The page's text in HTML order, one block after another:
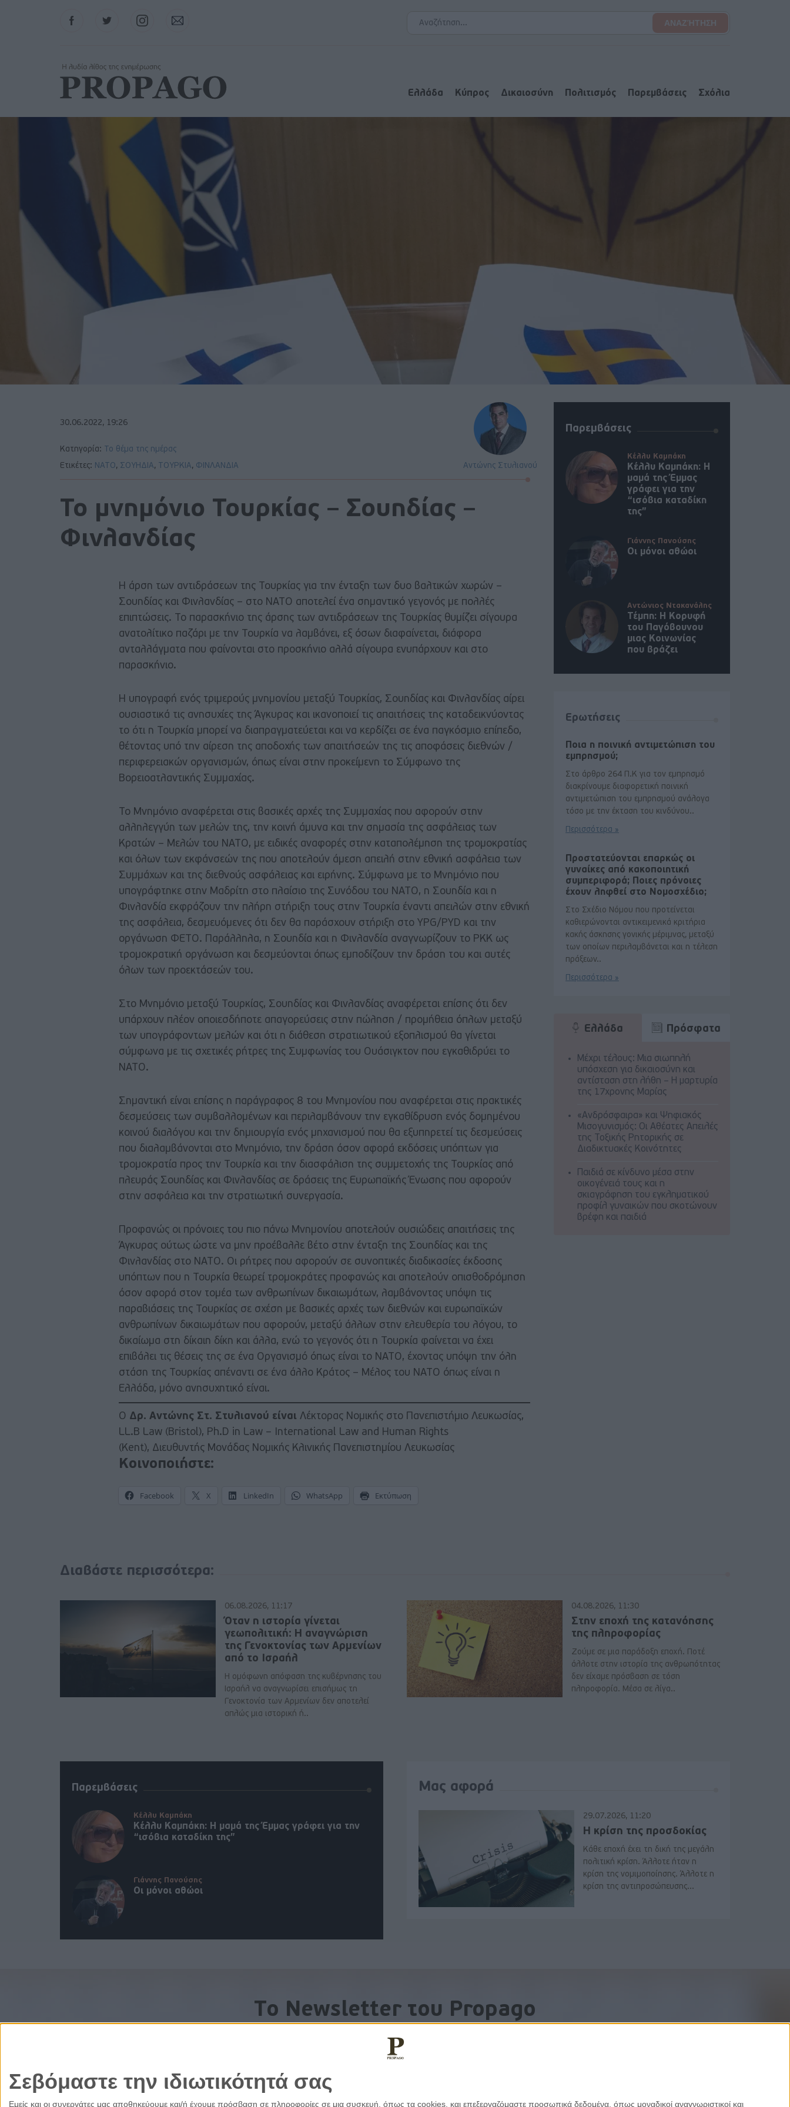
Σεβόμαστε την ιδιωτικότητά σας
Εμείς και οι συνεργάτες μας αποθηκεύουμε και/ή έχουμε πρόσβαση σε πληροφορίες σε μια συσκευή, όπως τα cookies, και επεξεργαζόμαστε προσωπικά δεδομένα, όπως μοναδικοί αναγνωριστικοί και
FacebookTwitter InstagramContact
Ελλάδα Κύπρος Δικαιοσύνη Πολιτισμός Παρεμβάσεις Σχόλια
30.06.2022, 19:26
Κατηγορία:
Το θέμα της ημέρας
Ετικέτες: ΝΑΤΟ, ΣΟΥΗΔΙΑ, ΤΟΥΡΚΙΑ, ΦΙΝΛΑΝΔΙΑ Αντώνης Στυλιανού
Το μνημόνιο Τουρκίας – Σουηδίας –
Φινλανδίας
Η άρση των αντιδράσεων της Τουρκίας για την ένταξη των δυο βαλτικών χωρών –
Σουηδίας και Φινλανδίας – στο ΝΑΤΟ αποτελεί ένα σημαντικό γεγονός με πολλές
επιπτώσεις. Το παρασκήνιο της άρσης των αντιδράσεων της Τουρκίας θυμίζει σίγουρα
ανατολίτικο παζάρι με την Τουρκία να λαμβάνει, εξ όσων διαφαίνεται, διάφορα
ανταλλάγματα που φαίνονται στο προσκήνιο αλλά σίγουρα ενυπάρχουν και στο
παρασκήνιο.
Η υπογραφή ενός τριμερούς μνημονίου μεταξύ Τουρκίας, Σουηδίας και Φινλανδίας αίρει
ουσιαστικά τις ανησυχίες της Άγκυρας και ικανοποιεί τις απαιτήσεις της καταδεικνύοντας
το ότι η Τουρκία μπορεί να διαπραγματεύεται και να κερδίζει σε ένα παγκόσμιο επίπεδο,
θέτοντας υπό την αίρεση της αποδοχής των απαιτήσεών της τις αποφάσεις διεθνών /
περιφερειακών οργανισμών, όπως είναι στην προκείμενη το Σύμφωνο της
Βορειοατλαντικής Συμμαχίας.
Το Μνημόνιο αναφέρεται στις βασικές αρχές της Συμμαχίας που αφορούν στην
αλληλεγγύη των μελών της, την κοινή άμυνα και την σημασία της ασφάλειας των
Κρατών – Μελών του ΝΑΤΟ, με ειδικές αναφορές στην καταπολέμηση της τρομοκρατίας
και όλων των εκφάνσεών της που αποτελούν άμεση απειλή στην εθνική ασφάλεια των
Συμμάχων και της διεθνούς ασφάλειας και ειρήνης. Σύμφωνα με το Μνημόνιο που
υπογράφτηκε στην Μαδρίτη στο πλαίσιο της Συνόδου του ΝΑΤΟ, η Σουηδία και η
Φινλανδία εκφράζουν την πλήρη στήριξη τους στην Τουρκία έναντι απειλών στην εθνική
της ασφάλεια, δεσμευόμενες ότι δεν θα παράσχουν στήριξη στο YPG/PYD και την
οργάνωση ΦΕΤΟ. Παράλληλα, η Σουηδία και η Φινλανδία αναγνωρίζουν το ΡΚΚ ως
τρομοκρατική οργάνωση και δεσμεύονται όπως εμποδίζουν την δράση του και αυτές
όλων των προεκτάσεών του.
Στο Μνημόνιο μεταξύ Τουρκίας, Σουηδίας και Φινλανδίας αναφέρεται επίσης ότι δεν
υπάρχουν πλέον οποιεσδήποτε απαγορεύσεις στην πώληση / προμήθεια όπλων μεταξύ
των υπογράφοντων μελών και ότι η διάθεση στρατιωτικού εξοπλισμού θα γίνεται
σύμφωνα με τις σχετικές ρήτρες της Συμφωνίας του Ουάσιγκτον που εγκαθιδρύει το
ΝΑΤΟ.
Σημαντική είναι επίσης η παράγραφος 8 του Μνημονίου που αναφέρεται στις πρακτικές
δεσμεύσεις των συμβαλλομένων και περιλαμβάνουν την εγκαθίδρυση ενός δομημένου
κοινού διαλόγου και την δημιουργία ενός μηχανισμού που θα εξυπηρετεί τις δεσμεύσεις
που διαλαμβάνονται στο Μνημόνιο, την δράση όσον αφορά εκδόσεις υπόπτων για
τρομοκρατία προς την Τουρκία και την διασφάλιση της συμμετοχής της Τουρκίας από
πλευράς Σουηδίας και Φινλανδίας σε δράσεις της Ευρωπαϊκής Ένωσης που αφορούν
στην ασφάλεια και την στρατιωτική συνεργασία.
Προφανώς οι πρόνοιες του πιο πάνω Μνημονίου αποτελούν ουσιώδεις απαιτήσεις της
Άγκυρας ούτως ώστε να μην προέβαλλε βέτο στην ένταξη της Σουηδίας και της
Φινλανδίας στο ΝΑΤΟ. Οι ρήτρες που αφορούν σε συνοπτικές διαδικασίες έκδοσης
υπόπτων που η Τουρκία θεωρεί τρομοκράτες προφανώς και αποτελούν οπισθοδρόμηση
όσον αφορά στον τομέα των ανθρωπίνων δικαιωμάτων, λαμβάνοντας υπόψη τις
παραβιάσεις της Τουρκίας σε σχέση με βασικές αρχές των διεθνών και ευρωπαϊκών
ανθρωπίνων δικαιωμάτων που αφορούν, μεταξύ άλλων στην ελευθερία του λόγου, το
δικαίωμα στη δίκαιη δίκη και άλλα, ενώ το γεγονός ότι η Τουρκία φαίνεται να έχει
επιβάλει τις θέσεις της σε ένα Οργανισμό όπως είναι το ΝΑΤΟ, έχοντας υπόψη την όλη
στάση της Τουρκίας απέναντι σε ένα άλλο Κράτος – Μέλος του ΝΑΤΟ όπως είναι η
Ελλάδα, μόνο ανησυχητικό είναι.
Ο Δρ. Αντώνης Στ. Στυλιανού είναι Λέκτορας Νομικής στο Πανεπιστήμιο Λευκωσίας,
LL.B Law (Bristol), Ph.D in Law – International Law and Human Rights
(Kent), Διευθυντής Μονάδας Νομικής Κλινικής Πανεπιστημίου Λευκωσίας
Κοινοποιήστε:
Facebook X LinkedIn WhatsApp Εκτύπωση
Παρεμβάσεις
Κέλλυ Καμπάκη
Κέλλυ Καμπάκη: Η
μαμά της Έμμας
γράφει για την
“ισόβια καταδίκη
της”
Γιάννης Πανούσης
Οι μόνοι αθώοι
Αντώνιος Ντακανάλης
Τέμπη: Η Κορυφή
του Παγόβουνου
μιας Κοινωνίας
που βράζει
Ερωτήσεις
Ποια η ποινική αντιμετώπιση του
εμπρησμού;
Στο άρθρο 264 Π.Κ για τον εμπρησμό
διακρίνουμε διαφορετική ποινική
αντιμετώπιση του εμπρησμού ανάλογα
τόσο με την έκταση του κινδύνου..
Περισσότερα »
Προστατεύονται επαρκώς οι
γυναίκες από κακοποιητική
συμπεριφορά; Ποιες πρόνοιες
έχουν ληφθεί στο Νομοσχέδιο;
Στο Σχέδιο Νόμου που προτείνεται
καθιερώνονται αντικειμενικά κριτήρια
κακής άσκησης γονικής μέριμνας, μεταξύ
των οποίων περιλαμβάνεται και η τέλεση
πράξεων..
Περισσότερα »
Ελλάδα Πρόσφατα
Μέχρι τέλους: Μια σιωπηλή
υπόσχεση για δικαιοσύνη και
αντίσταση στη λήθη – Η μαρτυρία
της 17χρονης Μαρίας
«Ανδρόσφαιρα» και Ψηφιακός
Μισογυνισμός: Οι Αθέατες Απειλές
της Τοξικής Ρητορικής σε
Διαδικτυακές Κοινότητες
Παιδιά σε κίνδυνο μέσα στην
οικογένειά τους και η
σκιαγράφηση του εγκληματικού
προφίλ γυναικών που σκοτώνουν
βρέφη και παιδιά
Διαβάστε περισσότερα:
06.08.2026, 11:17
Όταν η ιστορία γίνεται
γεωπολιτική: Η αναγνώριση
της Γενοκτονίας των Αρμενίων
από το Ισραήλ
Η ομόφωνη απόφαση της κυβέρνησης του
Ισραήλ να αναγνωρίσει επισήμως τη
Γενοκτονία των Αρμενίων δεν αποτελεί
απλώς μια ιστορική ή..
04.08.2026, 11:30
Στην εποχή της κατανόησης
της πληροφορίας
Ζούμε σε μια παράδοξη εποχή. Ποτέ
άλλοτε στην ιστορία της ανθρωπότητας
δεν είχαμε πρόσβαση σε τόση
πληροφορία. Μέσα σε λίγα..
Παρεμβάσεις
Κέλλυ Καμπάκη
Κέλλυ Καμπάκη: Η μαμά της Έμμας γράφει για την
“ισόβια καταδίκη της”
Γιάννης Πανούσης
Οι μόνοι αθώοι
Μας αφορά
29.07.2026, 11:20
Η κρίση της προσδοκίας
Κάθε εποχή έχει τη δική της μεγάλη
πολιτική κρίση. Άλλοτε ήταν η
κρίση της νομιμοποίησης. Άλλοτε η
κρίση της αντιπροσώπευσης...
To Newsletter του Propago
Λάβετε την ανάλυση της ημέρας στο email σας